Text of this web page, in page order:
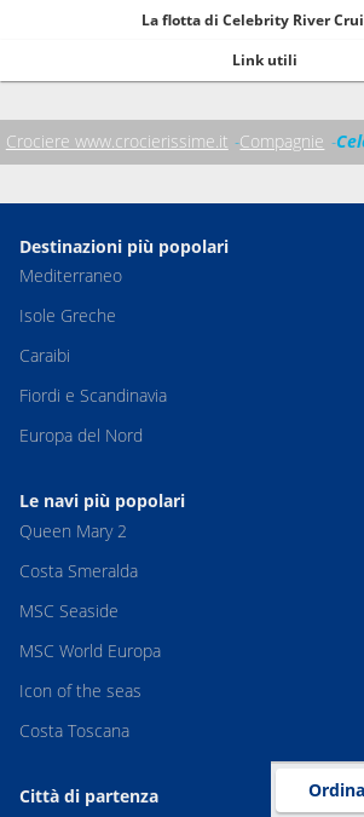
La flotta di Celebrity River
Link utili
Crociere www.crocierissime.it Compagnie
Destinazioni più popolari
Mediterraneo
Isole Greche
Caraibi
Fiordi e Scandinavia
Europa del Nord
Le navi più popolari
Queen Mary 2
Costa Smeralda
MSC Seaside
MSC World Europa
Icon of the seas
Costa Toscana
Città di partenza